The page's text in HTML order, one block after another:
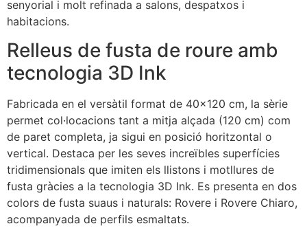
senyorial i molt refinada a salons, despatxos i
habitacions.
Relleus de fusta de roure amb
tecnologia 3D Ink
Fabricada en el versàtil format de 40×120 cm, la sèrie
permet col·locacions tant a mitja alçada (120 cm) com
de paret completa, ja sigui en posició horitzontal o
vertical. Destaca per les seves increïbles superfícies
tridimensionals que imiten els llistons i motllures de
fusta gràcies a la tecnologia 3D Ink. Es presenta en dos
colors de fusta suaus i naturals: Rovere i Rovere Chiaro,
acompanyada de perfils esmaltats.